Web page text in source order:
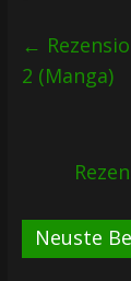
←
2 (Manga)
Neuste